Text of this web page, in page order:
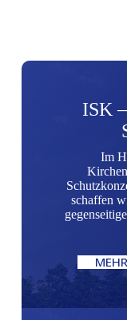
ISK
Im
schaffen